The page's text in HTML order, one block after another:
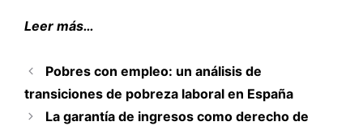
Leer más…
Pobres con empleo: un análisis de
transiciones de pobreza laboral en España
La garantía de ingresos como derecho de